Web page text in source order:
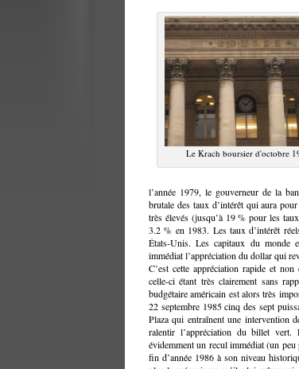
Le Krach boursier d'octobre
l’année 1979, le gouverneur de la
brutale des taux d’intérêt qui aura
très élevés (jusqu’à 19 % pour les
3.2 % en 1983. Les taux d’intérêt
États-Unis. Les capitaux du monde
immédiat l’appréciation du dollar qui
C’est cette appréciation rapide et
celle-ci étant très clairement sans
budgétaire américain est alors très
22 septembre 1985 cinq des sept
Plaza qui entraînent une intervention
ralentir l’appréciation du billet vert.
évidemment un recul immédiat (un
fin d’année 1986 à son niveau